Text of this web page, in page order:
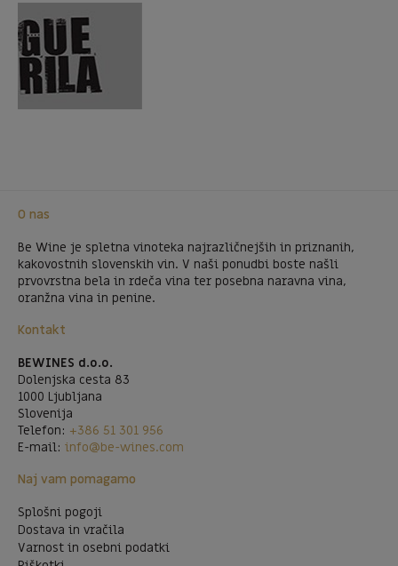
O nas
Be Wine je spletna vinoteka najrazličnejših in priznanih,
kakovostnih slovenskih vin. V naši ponudbi boste našli
prvovrstna bela in rdeča vina ter posebna naravna vina,
oranžna vina in penine.
Kontakt
BEWINES d.o.o.
Dolenjska cesta 83
1000 Ljubljana
Slovenija
Telefon: +386 51 301 956
E-mail: info@be-wines.com
Naj vam pomagamo
Splošni pogoji
Dostava in vračila
Varnost in osebni podatki